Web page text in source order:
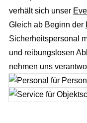
verhält sich unser
Gleich ab Beginn der
Sicherheitspersonal
und reibungslosen
nehmen uns